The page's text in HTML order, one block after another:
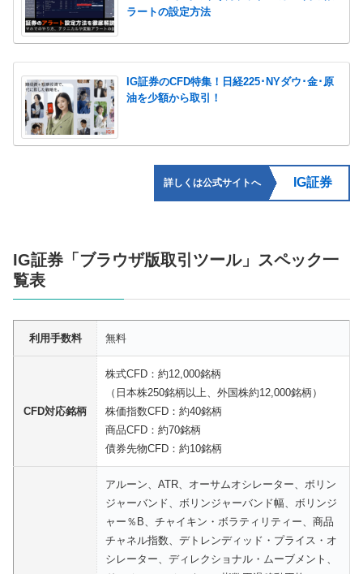
ラートの設定方法
IG証券のCFD特集！日経225･NYダウ･金･原
油を少額から取引！
詳しくは公式サイトへ IG証券
IG証券「ブラウザ版取引ツール」スペック一
覧表
利用手数料 無料
CFD対応銘柄
株式CFD：約12,000銘柄
（日本株250銘柄以上、外国株約12,000銘柄）
株価指数CFD：約40銘柄
商品CFD：約70銘柄
債券先物CFD：約10銘柄
アルーン、ATR、オーサムオシレーター、ボリン
ジャーバンド、ボリンジャーバンド幅、ボリンジ
ャー％B、チャイキン・ボラティリティー、商品
チャネル指数、デトレンディッド・プライス・オ
シレーター、ディレクショナル・ムーブメント、